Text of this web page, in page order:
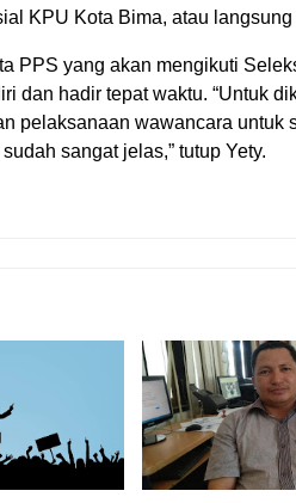
KPU Kota Bima, atau
PPS yang akan mengikuti
dan hadir tepat waktu. “Untuk
pelaksanaan wawancara untuk
sangat jelas,” tutup Yety.